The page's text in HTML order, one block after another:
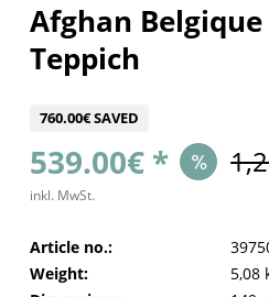
Afghan
Teppich
760.00€ SAVED
539.00€ *
inkl. MwSt.
Article no.:
Weight:
5,08